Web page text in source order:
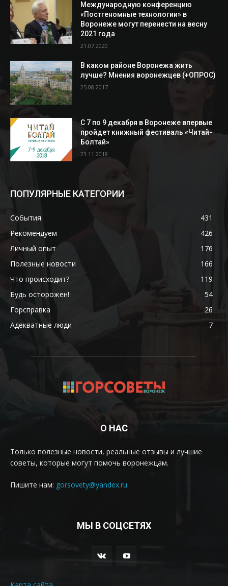
Международную конференцию
«Постгеномные технологии» в
Воронеже могут перенести на весну
2021 года
21.07.2020
В каком районе Воронежа жить
лучше? Мнения воронежцев (+ОПРОС)
25.08.2017
С 7 по 9 декабря в Воронеже впервые
пройдет книжный фестиваль «Читай-
Болтай»
23.11.2018
ПОПУЛЯРНЫЕ КАТЕГОРИИ
События
431
Рекомендуем
426
Личный опыт
176
Полезные новости
166
Что происходит?
119
Будь осторожен!
54
Горсправка
26
Адекватные люди
7
О НАС
Только полезные новости, реальные отзывы и лучшие
советы, которые могут помочь воронежцам.
Пишите нам: gorsovety@yandex.ru
МЫ В СОЦСЕТЯХ